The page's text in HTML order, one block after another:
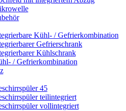
Kühl- / Gefrierkombination
Gefrierschrank
Kühlschrank
/ Gefrierkombination
45
teilintegriert
vollintegriert